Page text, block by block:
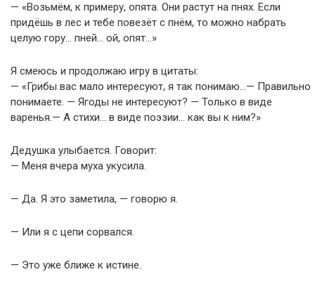
— «Возьмём, к примеру, опята. Они растут на пнях. Если
придёшь в лес и тебе повезёт с пнём, то можно набрать
целую гору… пней… ой, опят…»
Я смеюсь и продолжаю игру в цитаты:
— «Грибы вас мало интересуют, я так понимаю…— Правильно
понимаете. — Ягоды не интересуют? — Только в виде
варенья.— А стихи… в виде поэзии… как вы к ним?»
Дедушка улыбается. Говорит:
— Меня вчера муха укусила.
— Да. Я это заметила, — говорю я.
— Или я с цепи сорвался.
— Это уже ближе к истине.